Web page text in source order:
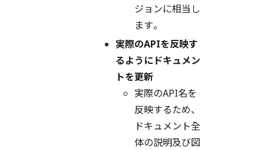
ジョンに相当し
ます。
実際のAPIを反映す
るようにドキュメン
トを更新
実際のAPI名を
反映するため、
ドキュメント全
体の説明及び図